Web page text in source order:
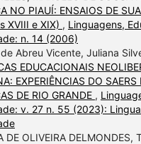
NO PIAUÍ: ENSAIOS DE
XVIII e XIX) , Linguagens,
n. 14 (2006)
Abreu Vicente, Juliana
EDUCACIONAIS
EXPERIÊNCIAS DO SAERS
DE RIO GRANDE ,
v. 27 n. 55 (2023):
DE OLIVEIRA DELMONDES,